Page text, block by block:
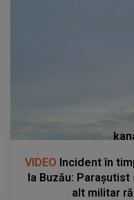
VIDEO Incident în
la Buzău:
alt militar